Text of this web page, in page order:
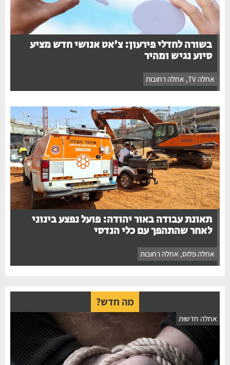
בשורה לחדלי פירעון: צ'אט אנושי חדש מציע
סיוע נגיש ומהיר
אחלה TV , אחלה רחובות
תאונת עבודה באור יהודה: פועל נפצע בינוני
לאחר שהתהפך עם כלי הנדסי
אחלה פלוס, אחלה רחובות
מה חדש?
אחלה חדשות